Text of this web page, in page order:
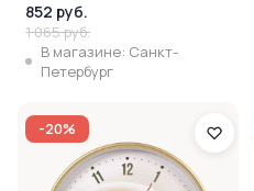
852 руб.
1 065 руб.
В магазине: Санкт-
Петербург
-20%